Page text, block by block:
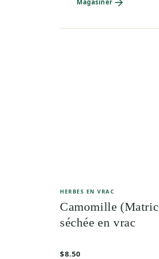
Magasiner
HERBES EN VRAC
Camomille
séchée en vrac
$8.50